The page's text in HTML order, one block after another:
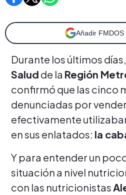
Añadir
Durante los últimos
Salud de la Región
confirmó que las cinco
denunciadas por
efectivamente
en sus enlatados: la
Y para entender un
situación a nivel
con las nutricionistas